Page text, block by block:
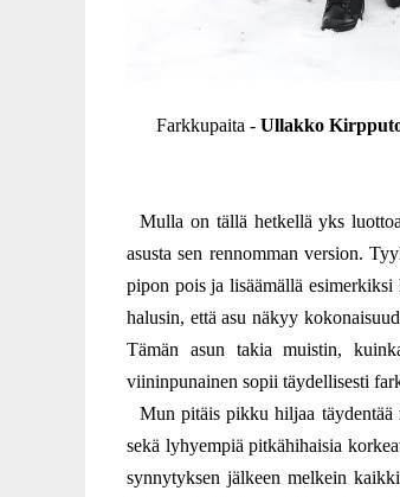
Farkkupaita - Ullakko
Mulla on tällä hetkellä yks
asusta sen rennomman version.
pipon pois ja lisäämällä
halusin, että asu näkyy
Tämän asun takia muistin,
viininpunainen sopii täydellisesti
Mun pitäis pikku hiljaa täydentää
sekä lyhyempiä pitkähihaisia
synnytyksen jälkeen melkein